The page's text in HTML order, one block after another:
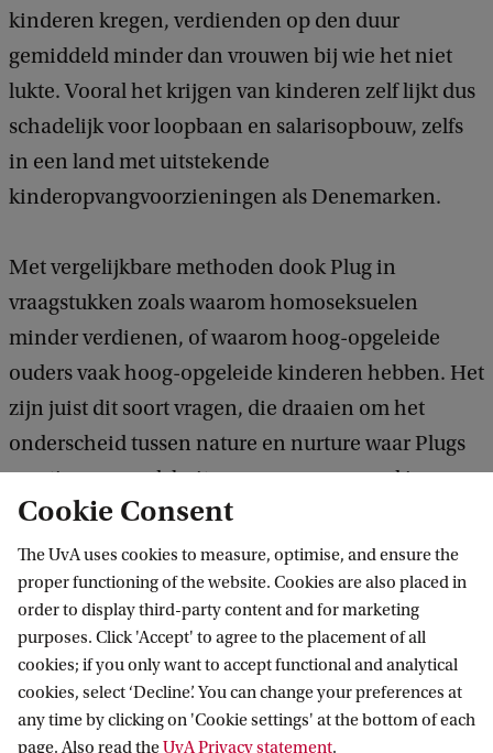
kinderen kregen, verdienden op den duur
gemiddeld minder dan vrouwen bij wie het niet
lukte. Vooral het krijgen van kinderen zelf lijkt dus
schadelijk voor loopbaan en salarisopbouw, zelfs
in een land met uitstekende
kinderopvangvoorzieningen als Denemarken.
Met vergelijkbare methoden dook Plug in
vraagstukken zoals waarom homoseksuelen
minder verdienen, of waarom hoog-opgeleide
ouders vaak hoog-opgeleide kinderen hebben. Het
zijn juist dit soort vragen, die draaien om het
onderscheid tussen nature en nurture waar Plugs
creatieve aanpak buitengewoon succesvol is.
Lees het persbericht van de KNAW over alle zestien nieuwe
leden
Amsterdam School for Cultural Analysis
Follow us on social media
Cookie Consent
The UvA uses cookies to measure, optimise, and ensure the
proper functioning of the website. Cookies are also placed in
order to display third-party content and for marketing
purposes. Click 'Accept' to agree to the placement of all
cookies; if you only want to accept functional and analytical
cookies, select ‘Decline’. You can change your preferences at
any time by clicking on 'Cookie settings' at the bottom of each
page. Also read theUvA Privacy statement.